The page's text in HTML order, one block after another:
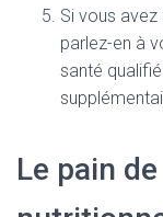
Si vous
parlez-en à
santé
Le pain